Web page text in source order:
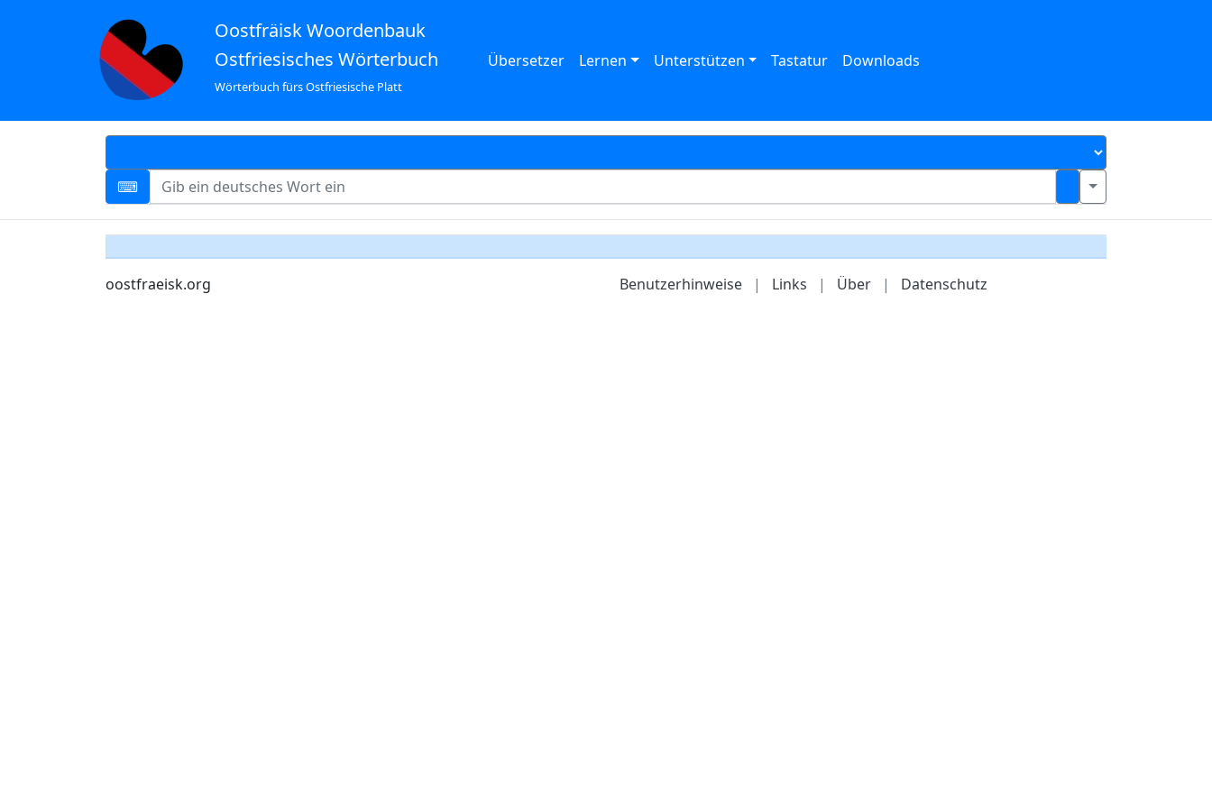
Oostfräisk Woordenbauk
Ostfriesisches Wörterbuch
Wörterbuch fürs Ostfriesische Platt
Übersetzer Lernen Unterstützen Tastatur Downloads
oostfraeisk.org Benutzerhinweise | Links | Über | Datenschutz